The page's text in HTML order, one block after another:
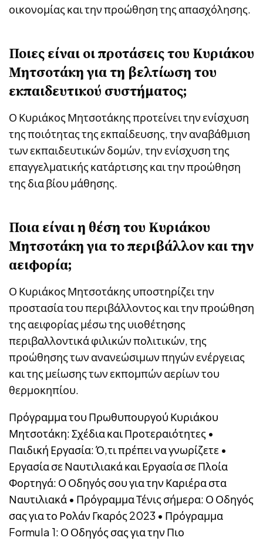
οικονομίας και την προώθηση της απασχόλησης.
Ποιες είναι οι προτάσεις του Κυριάκου
Μητσοτάκη για τη βελτίωση του
εκπαιδευτικού συστήματος;
Ο Κυριάκος Μητσοτάκης προτείνει την ενίσχυση
της ποιότητας της εκπαίδευσης, την αναβάθμιση
των εκπαιδευτικών δομών, την ενίσχυση της
επαγγελματικής κατάρτισης και την προώθηση
της δια βίου μάθησης.
Ποια είναι η θέση του Κυριάκου
Μητσοτάκη για το περιβάλλον και την
αειφορία;
Ο Κυριάκος Μητσοτάκης υποστηρίζει την
προστασία του περιβάλλοντος και την προώθηση
της αειφορίας μέσω της υιοθέτησης
περιβαλλοντικά φιλικών πολιτικών, της
προώθησης των ανανεώσιμων πηγών ενέργειας
και της μείωσης των εκπομπών αερίων του
θερμοκηπίου.
Πρόγραμμα του Πρωθυπουργού Κυριάκου
Μητσοτάκη: Σχέδια και Προτεραιότητες •
Παιδική Εργασία: Ό,τι πρέπει να γνωρίζετε •
Εργασία σε Ναυτιλιακά και Εργασία σε Πλοία
Φορτηγά: Ο Οδηγός σου για την Καριέρα στα
Ναυτιλιακά • Πρόγραμμα Τένις σήμερα: Ο Οδηγός
σας για το Ρολάν Γκαρός 2023 • Πρόγραμμα
Formula 1: Ο Οδηγός σας για την Πιο